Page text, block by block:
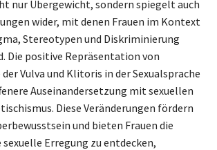
nur Übergewicht, sondern spiegelt auch
wider, mit denen Frauen im Kontext
Stereotypen und Diskriminierung
Die positive Repräsentation von
Vulva und Klitoris in der Sexualsprache
Auseinandersetzung mit sexuellen
Diese Veränderungen fördern
und bieten Frauen die
Erregung zu entdecken,